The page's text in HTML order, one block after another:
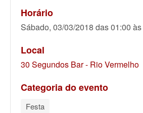
Horário
Sábado, 03/03/2018 das 01:00
Local
30 Segundos Bar - Rio Vermelho
Categoria do evento
Festa